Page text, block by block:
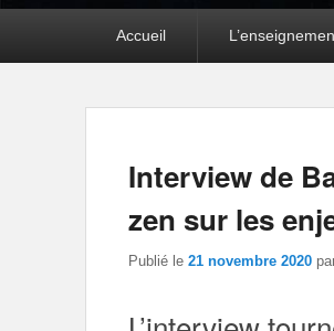
Accueil
Interview de
zen sur les
Publié le 21 novembre 2020